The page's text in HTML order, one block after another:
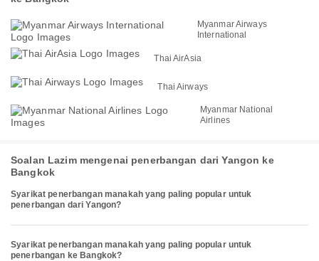
Myanmar Airways
International
Thai AirAsia
Thai Airways
Myanmar National
Airlines
Soalan Lazim mengenai penerbangan dari Yangon ke
Bangkok
Syarikat penerbangan manakah yang paling popular untuk
penerbangan dari Yangon?
Syarikat penerbangan manakah yang paling popular untuk
penerbangan ke Bangkok?